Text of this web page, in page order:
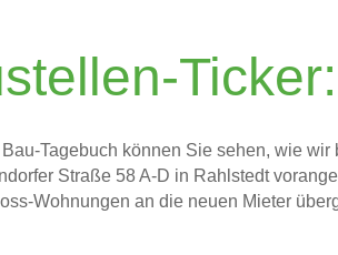
Bau-Tagebuch können Sie sehen, wie
Straße 58 A-D in Rahlstedt
Wohnungen an die neuen Mieter